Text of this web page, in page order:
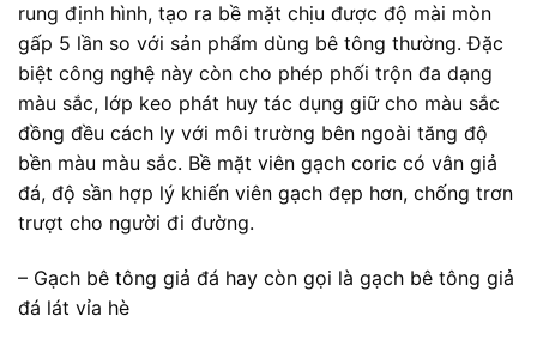
rung định hình, tạo ra bề mặt chịu được độ mài mòn
gấp 5 lần so với sản phẩm dùng bê tông thường. Đặc
biệt công nghệ này còn cho phép phối trộn đa dạng
màu sắc, lớp keo phát huy tác dụng giữ cho màu sắc
đồng đều cách ly với môi trường bên ngoài tăng độ
bền màu màu sắc. Bề mặt viên gạch coric có vân giả
đá, độ sần hợp lý khiến viên gạch đẹp hơn, chống trơn
trượt cho người đi đường.
– Gạch bê tông giả đá hay còn gọi là gạch bê tông giả
đá lát vỉa hè